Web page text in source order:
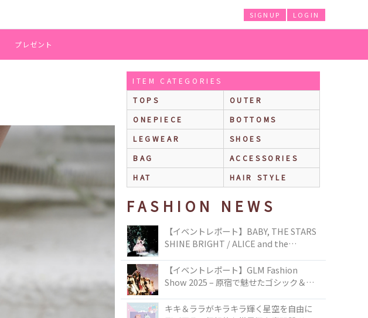
LOGIN
SIGNUP
プレゼント
ITEM CATEGORIES
TOPS
OUTER
ONEPIECE
BOTTOMS
LEGWEAR
SHOES
BAG
ACCESSORIES
HAT
HAIR STYLE
FASHION NEWS
【イベントレポート】BABY, THE STARS
SHINE BRIGHT / ALICE and the
TOKYO
【イベントレポート】GLM Fashion
Show 2025 – 原宿で魅せたゴシック＆ロ
キキ＆ララがキラキラ輝く星空を自由に